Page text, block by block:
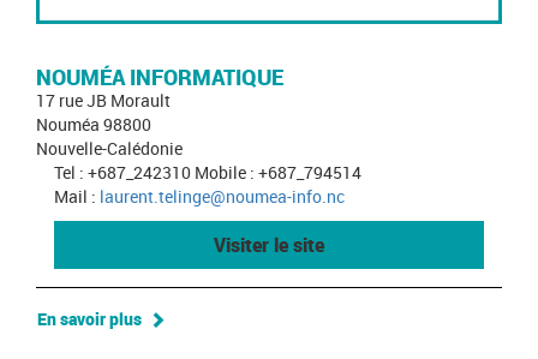
NOUMÉA INFORMATIQUE
17 rue JB Morault
Nouméa 98800
Nouvelle-Calédonie
Tel : +687_242310 Mobile : +687_794514
Mail : laurent.telinge@noumea-info.nc
Visiter le site
En savoir plus